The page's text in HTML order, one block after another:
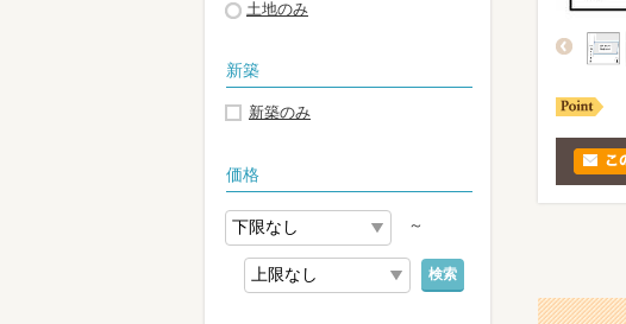
土地のみ
新築
新築のみ
価格
～
検索